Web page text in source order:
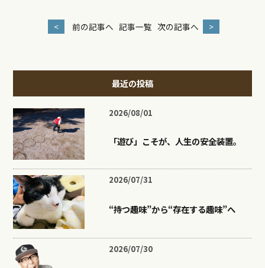
< 前の記事へ 記事一覧 次の記事へ >
最近の投稿
2026/08/01
「遊び」こそが、人生の安全装置。
2026/07/31
“持つ趣味”から“存在する趣味”へ
2026/07/30